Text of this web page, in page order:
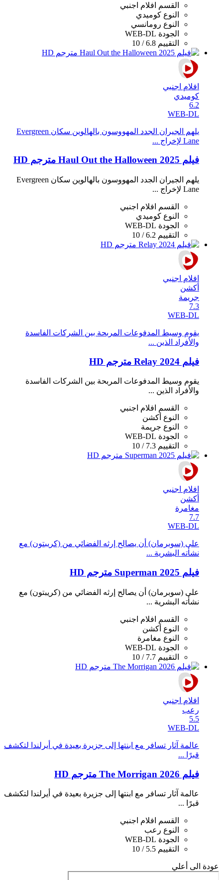
القسم
افلام اجنبي
النوع كوميدي
النوع رومانسي
الجودة WEB-DL
التقييم 6.8 / 10
افلام اجنبي
كوميدي
6.2
WEB-DL
يلهم الجيران الجدد المهووسون بالهالوين سكان Evergreen
Lane لإخراج ...
فيلم Haul Out the Halloween 2025 مترجم HD
يلهم الجيران الجدد المهووسون بالهالوين سكان Evergreen
Lane لإخراج ...
القسم
افلام اجنبي
النوع كوميدي
الجودة WEB-DL
التقييم 6.2 / 10
افلام اجنبي
أكشن
جريمة
7.3
WEB-DL
يقوم وسيط المدفوعات المربحة بين الشركات الفاسدة
والأفراد الذين ...
فيلم Relay 2024 مترجم HD
يقوم وسيط المدفوعات المربحة بين الشركات الفاسدة
والأفراد الذين ...
القسم افلام اجنبي
النوع أكشن
النوع جريمة
الجودة WEB-DL
التقييم 7.3 / 10
افلام اجنبي
أكشن
مغامرة
7.7
WEB-DL
على (سوبرمان) أن يصالح إرثه الفضائي من (كريبتون) مع
نشأته البشرية ...
فيلم Superman 2025 مترجم HD
على (سوبرمان) أن يصالح إرثه الفضائي من (كريبتون) مع
نشأته البشرية ...
القسم
افلام اجنبي
النوع أكشن
النوع مغامرة
الجودة WEB-DL
التقييم 7.7 / 10
افلام اجنبي
رعب
5.5
WEB-DL
عالمة آثار تسافر مع ابنتها إلى جزيرة بعيدة في أيرلندا لتكشف
قبرًا ...
فيلم The Morrigan 2026 مترجم HD
عالمة آثار تسافر مع ابنتها إلى جزيرة بعيدة في أيرلندا لتكشف
قبرًا ...
القسم
افلام اجنبي
النوع رعب
الجودة WEB-DL
التقييم 5.5 / 10
عودة الى أعلي